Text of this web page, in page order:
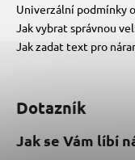
Univerzální podmínky
Jak vybrat správnou
Jak zadat text pro
Dotazník
Jak se Vám líbí